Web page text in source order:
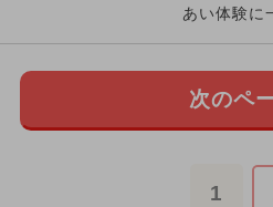
あい体験に
次のペ
1